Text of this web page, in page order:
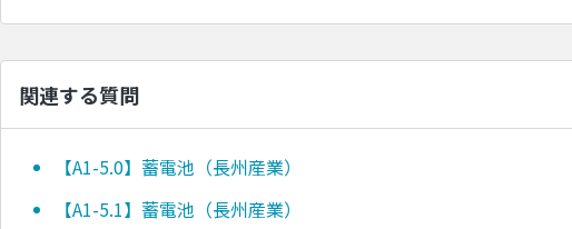
関連する質問
【A1-5.0】蓄電池（長州産業）
【A1-5.1】蓄電池（長州産業）